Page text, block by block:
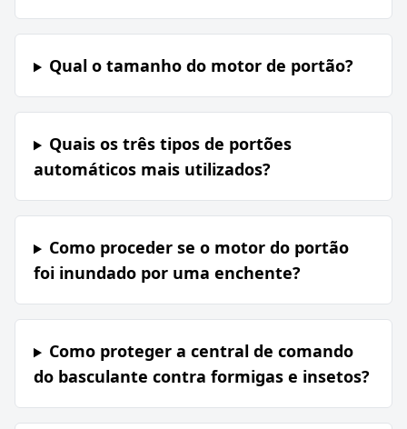
Qual o tamanho do motor de portão?
Quais os três tipos de portões
automáticos mais utilizados?
Como proceder se o motor do portão
foi inundado por uma enchente?
Como proteger a central de comando
do basculante contra formigas e insetos?